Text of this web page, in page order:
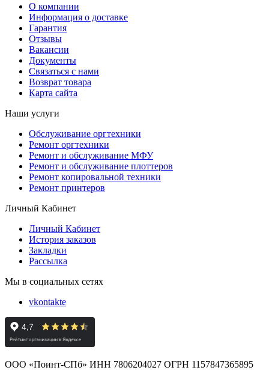
О компании
Информация о доставке
Гарантия
Отзывы
Вакансии
Документы
Связаться с нами
Возврат товара
Карта сайта
Наши услуги
Обслуживание оргтехники
Ремонт оргтехники
Ремонт и обслуживание МФУ
Ремонт и обслуживание плоттеров
Ремонт копировальной техники
Ремонт принтеров
Личный Кабинет
Личный Кабинет
История заказов
Закладки
Рассылка
Мы в социальных сетях
vkontakte
ООО «Поинт-СПб» ИНН 7806204027 ОГРН 1157847365895